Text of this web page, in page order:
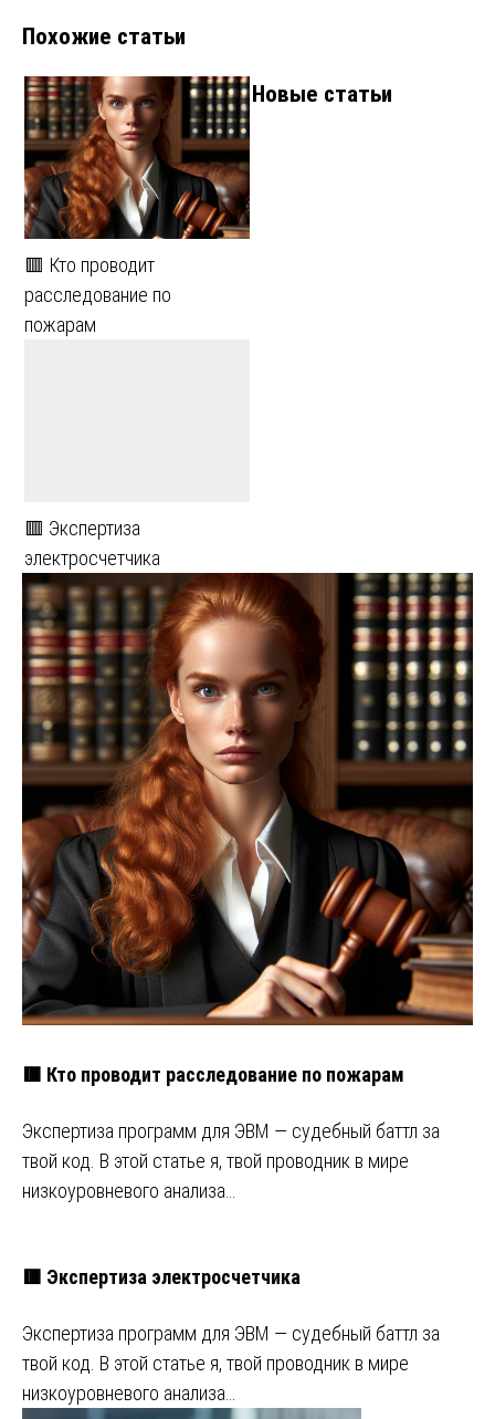
Похожие статьи
🟥 Кто проводит
расследование по
пожарам
🟥 Экспертиза
электросчетчика
Новые статьи
🟥 Кто проводит расследование по пожарам
Экспертиза программ для ЭВМ — судебный баттл за
твой код. В этой статье я, твой проводник в мире
низкоуровневого анализа…
🟥 Экспертиза электросчетчика
Экспертиза программ для ЭВМ — судебный баттл за
твой код. В этой статье я, твой проводник в мире
низкоуровневого анализа…